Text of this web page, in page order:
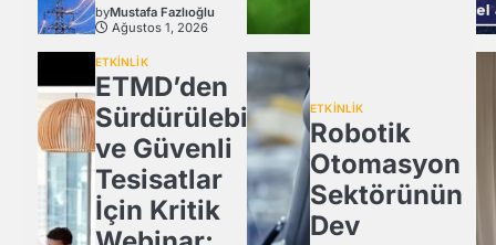
byMustafa Fazlıoğlu
Ağustos 1, 2026
ETKİNLİK
ETMD’den
Sürdürülebilir
ve Güvenli
Tesisatlar
İçin Kritik
ETKİNLİK
Robotik
Otomasyon
Sektörünün
Dev